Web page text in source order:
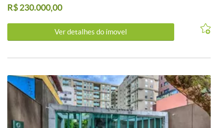
preços e informações exibidos, poderão sofrer mudanças sem
departamento comercial da imobiliária.
R$ 230.000,00
Ver detalhes do ímovel